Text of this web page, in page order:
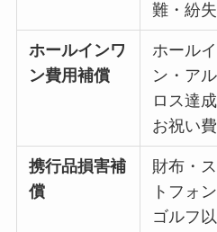
難・紛失
ホールインワ
ン費用補償
ホール
ン・ア
ロス達
お祝い
携行品損害補
償
財布・
トフォ
ゴルフ